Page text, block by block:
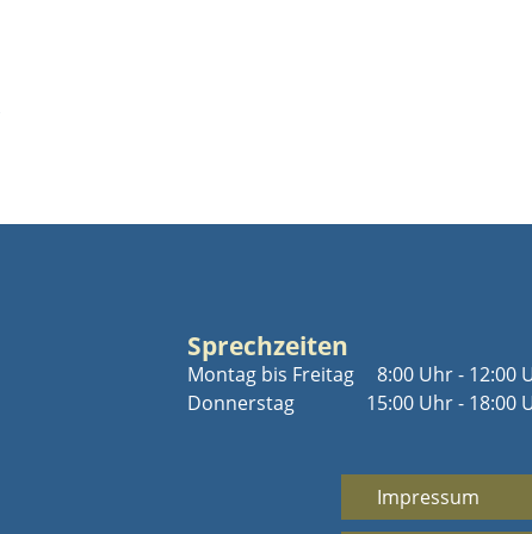
Sprechzeiten
Montag bis Freitag
Donnerstag
8:00 Uhr - 12:00
15:00 Uhr - 18:00
Impressum